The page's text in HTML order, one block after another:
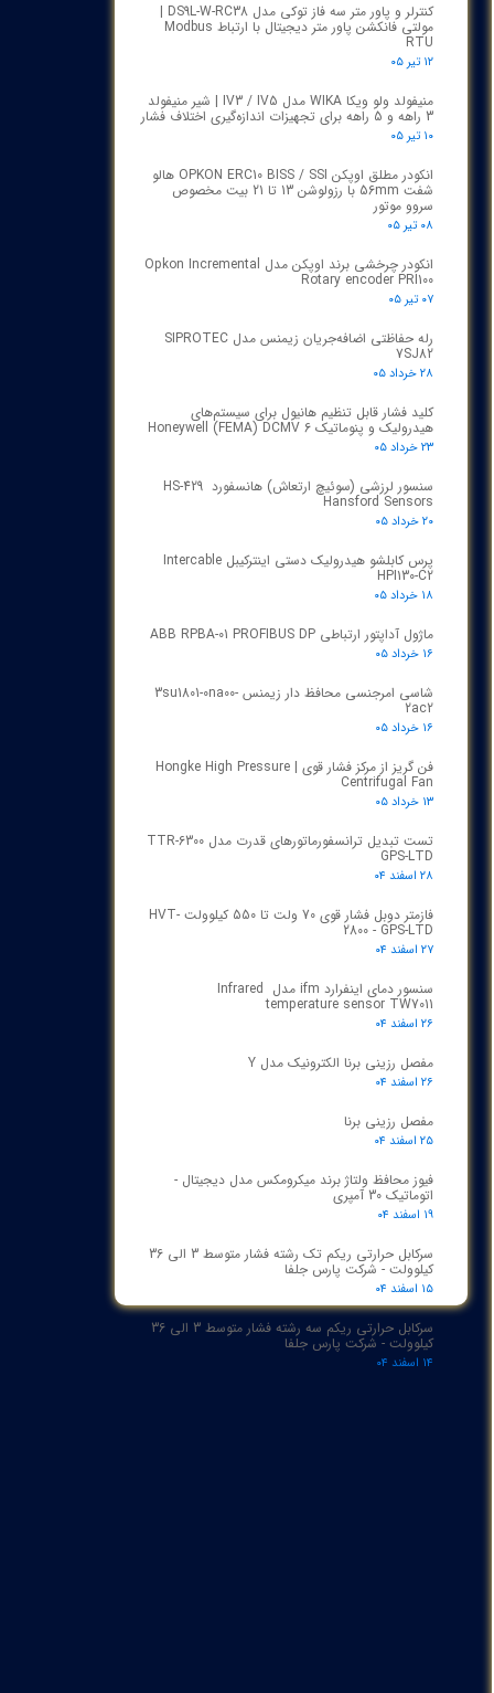
کنترلر و پاور متر سه فاز توکی مدل DS9L-W-RC38 |
مولتی فانکشن پاور متر دیجیتال با ارتباط Modbus
RTU
۱۲ تیر ۰۵
منیفولد ولو ویکا WIKA مدل IV3 / IV5 | شیر منیفولد
3 راهه و 5 راهه برای تجهیزات اندازه‌گیری اختلاف فشار
۱۰ تیر ۰۵
انکودر مطلق اوپکن OPKON ERC10 BISS / SSI هالو
شفت 56mm با رزولوشن 13 تا 21 بیت مخصوص
سروو موتور
۰۸ تیر ۰۵
انکودر چرخشی برند اوپکن مدل Opkon Incremental
Rotary encoder PRI100
۰۷ تیر ۰۵
رله حفاظتی اضافه‌جریان زیمنس مدل SIPROTEC
7SJ82
۲۸ خرداد ۰۵
کلید فشار قابل تنظیم هانیول برای سیستم‌های
هیدرولیک و پنوماتیک Honeywell (FEMA) DCMV 6
۲۳ خرداد ۰۵
سنسور لرزشی (سوئیچ ارتعاش) هانسفورد HS-429
Hansford Sensors
۲۰ خرداد ۰۵
پرس کابلشو هیدرولیک دستی اینترکیبل Intercable
HPI130-C2
۱۸ خرداد ۰۵
ماژول آداپتور ارتباطی ABB RPBA-01 PROFIBUS DP
۱۶ خرداد ۰۵
شاسی امرجنسی محافظ دار زیمنس 3su1801-0na00-
2ac2
۱۶ خرداد ۰۵
فن گریز از مرکز فشار قوی | Hongke High Pressure
Centrifugal Fan
۱۳ خرداد ۰۵
تست تبدیل ترانسفورماتورهای قدرت مدل TTR‑6300
GPS‑LTD
۲۸ اسفند ۰۴
فازمتر دوبل فشار قوی 70 ولت تا 550 کیلوولت HVT-
2800 - GPS-LTD
۲۷ اسفند ۰۴
سنسور دمای اینفرارد ifm مدل Infrared
temperature sensor TW7011
۲۶ اسفند ۰۴
مفصل رزینی برنا الکترونیک مدل Y
۲۶ اسفند ۰۴
مفصل رزینی برنا
۲۵ اسفند ۰۴
فیوز محافظ ولتاژ برند میکرومکس مدل دیجیتال -
اتوماتیک 30 آمپری
۱۹ اسفند ۰۴
سرکابل حرارتی ریکم تک رشته فشار متوسط 3 الی 36
کیلوولت - شرکت پارس جلفا
۱۵ اسفند ۰۴
سرکابل حرارتی ریکم سه رشته فشار متوسط 3 الی 36
کیلوولت - شرکت پارس جلفا
۱۴ اسفند ۰۴